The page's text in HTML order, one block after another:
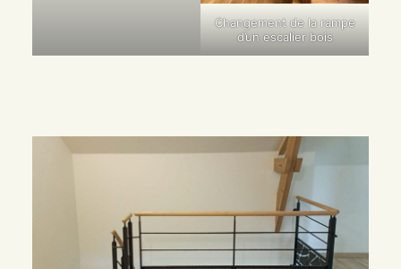
Changement de la rampe
d’un escalier bois